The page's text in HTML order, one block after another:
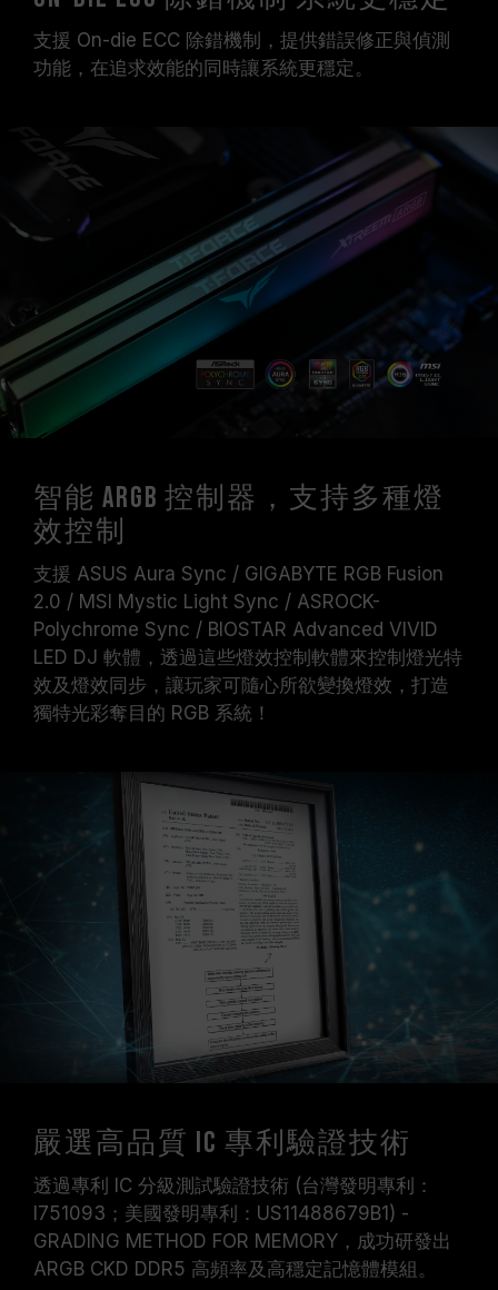
支援 On-die ECC 除錯機制，提供錯誤修正與偵測
功能，在追求效能的同時讓系統更穩定。
智能 ARGB 控制器，支持多種燈
效控制
支援 ASUS Aura Sync / GIGABYTE RGB Fusion
2.0 / MSI Mystic Light Sync / ASROCK-
Polychrome Sync / BIOSTAR Advanced VIVID
LED DJ 軟體，透過這些燈效控制軟體來控制燈光特
效及燈效同步，讓玩家可隨心所欲變換燈效，打造
獨特光彩奪目的 RGB 系統！
嚴選高品質 IC 專利驗證技術
透過專利 IC 分級測試驗證技術 (台灣發明專利：
I751093；美國發明專利：US11488679B1) -
GRADING METHOD FOR MEMORY，成功研發出
ARGB CKD DDR5 高頻率及高穩定記憶體模組。